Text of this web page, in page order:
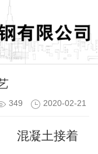
349 2020-02-21
混凝土接着